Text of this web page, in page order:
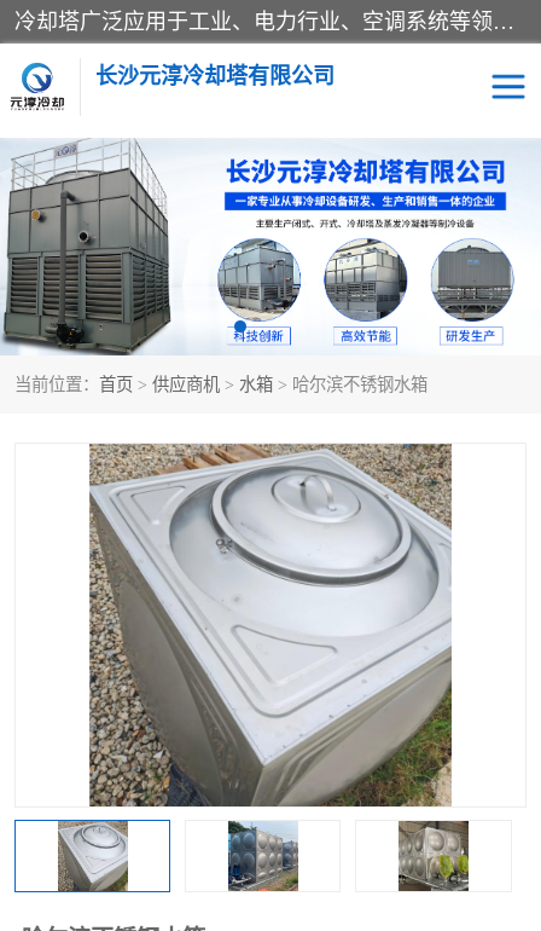
冷却塔广泛应用于工业、电力行业、空调系统等领域。在电力行业中，用于冷却发电机组的循环水；在工业生产中，如化工、冶金等行业，可降低生产过程中产生的热量；在空调系统中，为空调设备提供冷却水源
长沙元淳冷却塔有限公司
当前位置： 首页 > 供应商机 > 水箱 > 哈尔滨不锈钢水箱
方形开式冷却塔 圆形冷却塔
闭式冷却塔 水箱
电控箱 水泵
板式换热器